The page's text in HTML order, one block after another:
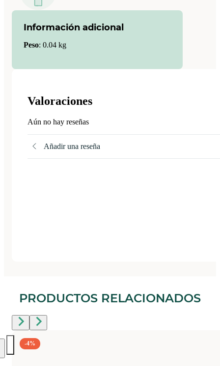
Información adicional
Peso: 0.04 kg
Valoraciones
Aún no hay reseñas
Añadir una reseña
PRODUCTOS RELACIONADOS
-4%